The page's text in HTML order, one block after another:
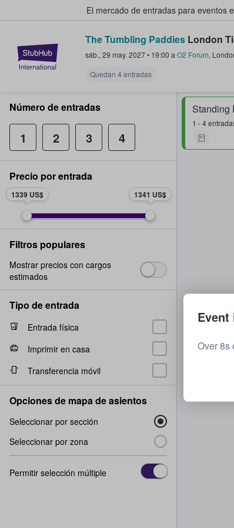
El mercado de entradas para eventos
StubHub: compra y venta
The Tumbling Paddies London
sáb., 29 may. 2027• 19:00 a O2 Forum,
Quedan 4 entradas
Standing
1 - 4
Número de entradas
1 2 3 4
Precio por entrada
1339 US$ 1341 US$
Filtros populares
Mostrar precios con cargos
estimados
Tipo de entrada
Entrada física
Imprimir en casa
Transferencia móvil
Opciones de mapa de asientos
Seleccionar por sección
Seleccionar por zona
Permitir selección múltiple
Over 8s